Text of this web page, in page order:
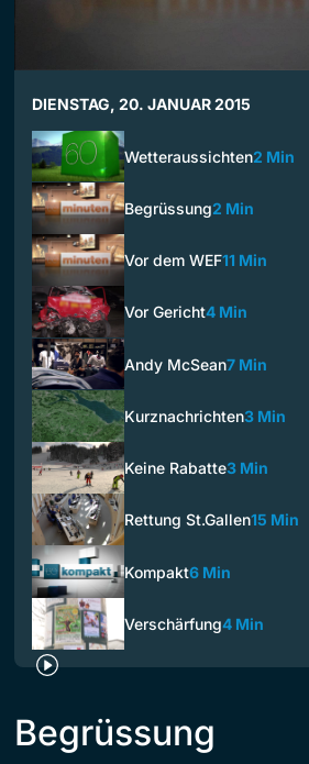
DIENSTAG, 20. JANUAR 2015
Wetteraussichten2 Min
Begrüssung2 Min
Vor dem WEF11 Min
Vor Gericht4 Min
Andy McSean7 Min
Kurznachrichten3 Min
Keine Rabatte3 Min
Rettung St.Gallen15 Min
Kompakt6 Min
Verschärfung4 Min
Begrüssung